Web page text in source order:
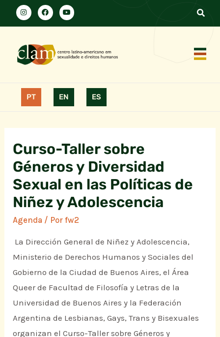
PT EN ES
Curso-Taller sobre
Géneros y Diversidad
Sexual en las Políticas de
Niñez y Adolescencia
Agenda / Porfw2
La Dirección General de Niñez y Adolescencia,
Ministerio de Derechos Humanos y Sociales del
Gobierno de la Ciudad de Buenos Aires, el Área
Queer de Facultad de Filosofía y Letras de la
Universidad de Buenos Aires y la Federación
Argentina de Lesbianas, Gays, Trans y Bisexuales
organizan el Curso-Taller sobre Géneros y